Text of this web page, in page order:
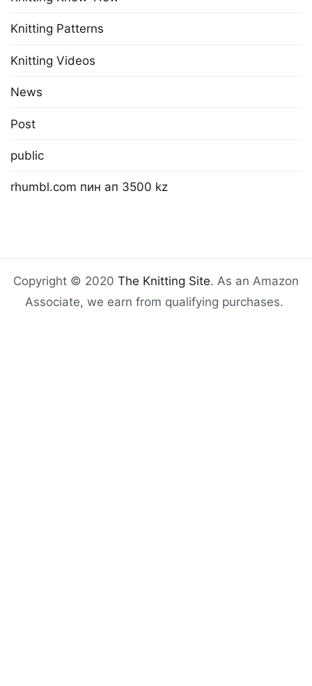
Knitting Patterns
Knitting Videos
News
Post
public
rhumbl.com пин ап 3500 kz
Copyright © 2020 The Knitting Site. As an Amazon
Associate, we earn from qualifying purchases.